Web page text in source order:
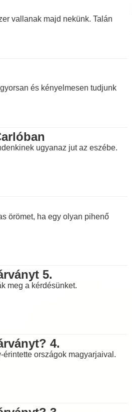
vallanak majd nekünk. Talán
és kényelmesen tudjunk
ugyanaz jut az eszébe.
örömet, ha egy olyan pihenő
5.
meg a kérdésünket.
4.
országok magyarjaival.